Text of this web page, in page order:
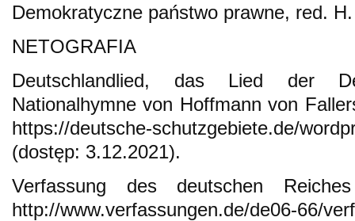
Demokratyczne państwo prawne, red.
NETOGRAFIA
Deutschlandlied, das Lied der
Nationalhymne von Hoffmann von
https://deutsche-schutzgebiete.de/
(dostęp: 3.12.2021).
Verfassung des deutschen
http://www.verfassungen.de/de06-66/